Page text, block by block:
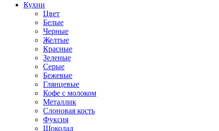
Кухни
Цвет
Белые
Черные
Желтые
Красные
Зеленые
Серые
Бежевые
Глянцевые
Кофе с молоком
Металлик
Слоновая кость
Фуксия
Шоколад